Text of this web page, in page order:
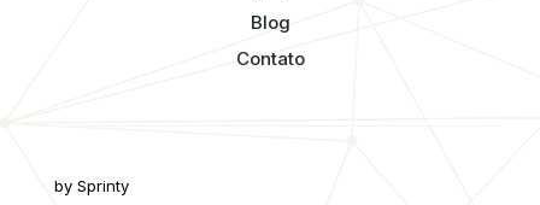
Blog
Contato
by Sprinty